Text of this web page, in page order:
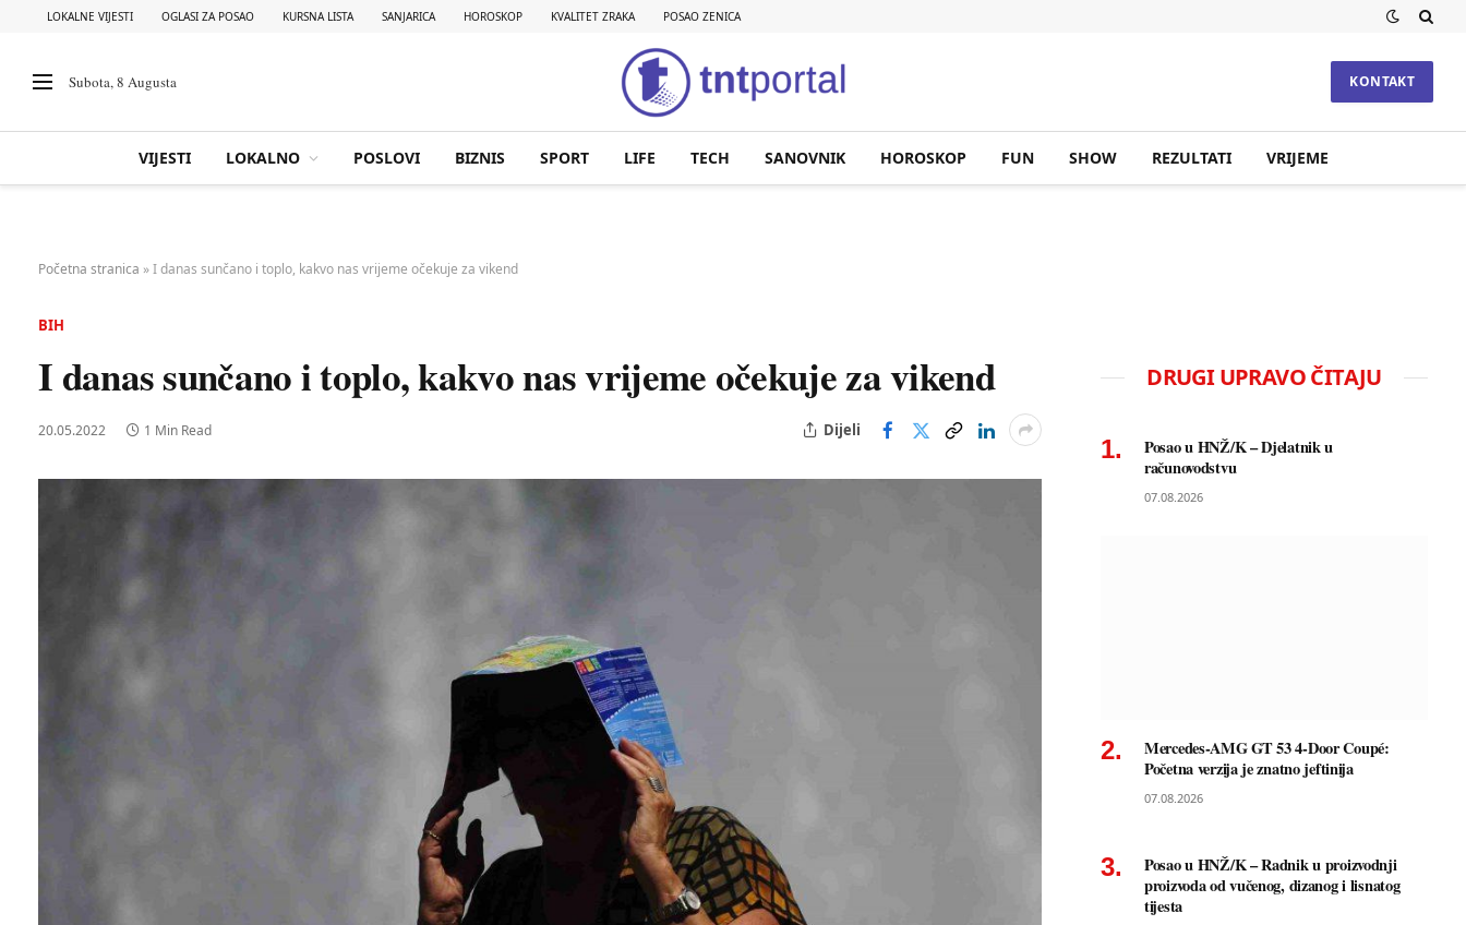
LOKALNE VIJESTI OGLASI ZA POSAO KURSNA LISTA SANJARICA HOROSKOP KVALITET ZRAKA POSAO ZENICA
Subota, 8 Augusta KONTAKT
VIJESTI LOKALNO POSLOVI BIZNIS SPORT LIFE TECH SANOVNIK HOROSKOP FUN SHOW REZULTATI VRIJEME
Početna stranica »I danas sunčano i toplo, kakvo nas vrijeme očekuje za vikend
BIH
I danas sunčano i toplo, kakvo nas vrijeme očekuje za vikend
20.05.2022 1 Min Read Dijeli
DRUGI UPRAVO ČITAJU
Posao u HNŽ/K – Djelatnik u
računovodstvu
07.08.2026
Mercedes-AMG GT 53 4-Door Coupé:
Početna verzija je znatno jeftinija
07.08.2026
Posao u HNŽ/K – Radnik u proizvodnji
proizvoda od vučenog, dizanog i lisnatog
tijesta